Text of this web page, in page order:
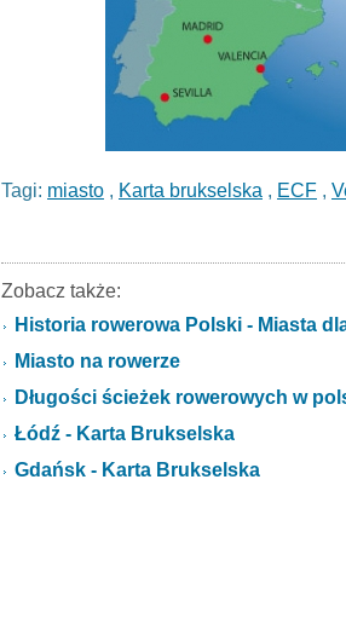
Tagi: miasto , Karta brukselska , ECF ,
Zobacz także:
Historia rowerowa Polski - Miasta
Miasto na rowerze
Długości ścieżek rowerowych w
Łódź - Karta Brukselska
Gdańsk - Karta Brukselska